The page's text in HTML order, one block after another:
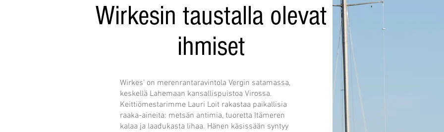
Wirkesin taustalla olevat
ihmiset
Wirkes' on merenrantaravintola Vergin satamassa,
keskellä Lahemaan kansallispuistoa Virossa.
Keittiömestarimme Lauri Loit rakastaa paikallisia
raaka-aineita: metsän antimia, tuoretta Itämeren
kalaa ja laadukasta lihaa. Hänen käsissään syntyy